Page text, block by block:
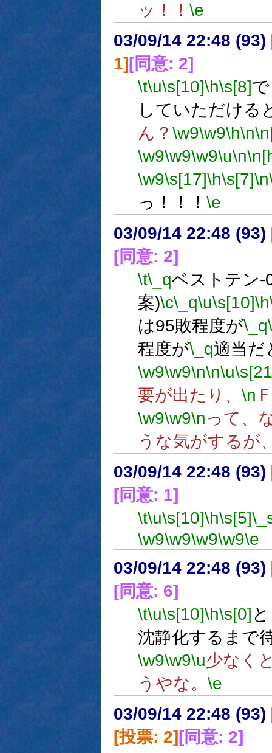
ッ！！ \e
03/09/14 22:48 (93)
1] [同意: 2]
\t\u\s[10]\h\s[8]
していただける
ん？ \w9\w9\h\n
\w9\w9\w9\u\n
\w9\s[17]\h\s[7]\n
っ！！！ \e
03/09/14 22:48 (93)
[同意: 2]
\t\_qベストテン-
案)\c\_q\u\s[10]\h
は95敗程度が\_q
程度が\_q適当だ
\w9\w9\n\n\u
要が出たり、 \n
\w9\w9\nって、
うな気がするが
03/09/14 22:48 (93)
[同意: 1]
\t\u\s[10]\h\s[5]
\w9\w9\w9\w9\e
03/09/14 22:48 (93)
[同意: 6]
\t\u\s[10]\h\s[0]
沈静化するまで
\w9\w9\u少なく
うやな。 \e
03/09/14 22:48 (93)
[投票: 2][同意: 2]